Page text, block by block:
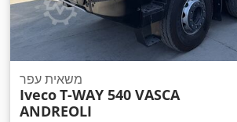
משאית עפר
IvecoT-WAY 540 VASCA
ANDREOLI